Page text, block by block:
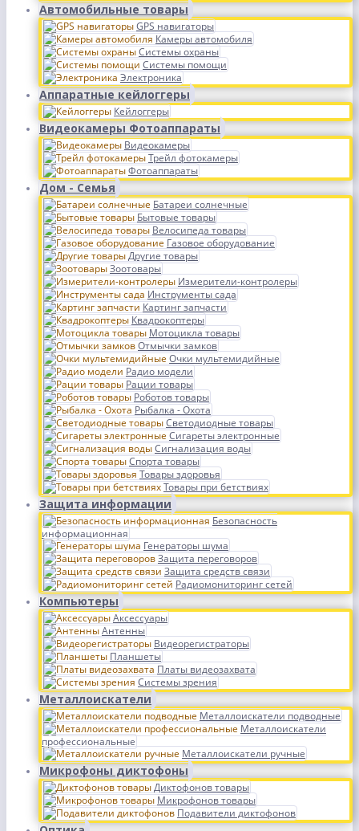
Автомобильные товары
GPS навигаторы
Камеры автомобиля
Системы охраны
Системы помощи
Электроника
Аппаратные кейлоггеры
Кейлоггеры
Видеокамеры Фотоаппараты
Видеокамеры
Трейл фотокамеры
Фотоаппараты
Дом - Семья
Батареи солнечные
Бытовые товары
Велосипеда товары
Газовое оборудование
Другие товары
Зоотовары
Измерители-контролеры
Инструменты сада
Картинг запчасти
Квадрокоптеры
Мотоцикла товары
Отмычки замков
Очки мультемидийные
Радио модели
Рации товары
Роботов товары
Рыбалка - Охота
Светодиодные товары
Сигареты электронные
Сигнализация воды
Спорта товары
Товары здоровья
Товары при бетствиях
Защита информации
Безопасность
информационная
Генераторы шума
Защита переговоров
Защита средств связи
Радиомониторинг сетей
Компьютеры
Аксессуары
Антенны
Видеорегистраторы
Планшеты
Платы видеозахвата
Системы зрения
Металлоискатели
Металлоискатели подводные
Металлоискатели
профессиональные
Металлоискатели ручные
Микрофоны диктофоны
Диктофонов товары
Микрофонов товары
Подавители диктофонов